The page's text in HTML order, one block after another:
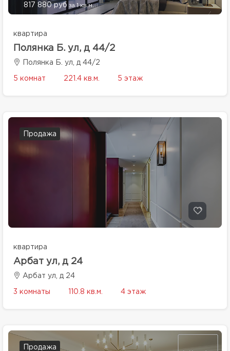
817 880 руб за 1 кв.м.
квартира
Полянка Б. ул, д 44/2
Полянка Б. ул, д 44/2
5 комнат 221.4 кв.м. 5 этаж
Продажа
квартира
Арбат ул, д 24
Арбат ул, д 24
3 комнаты 110.8 кв.м. 4 этаж
Продажа